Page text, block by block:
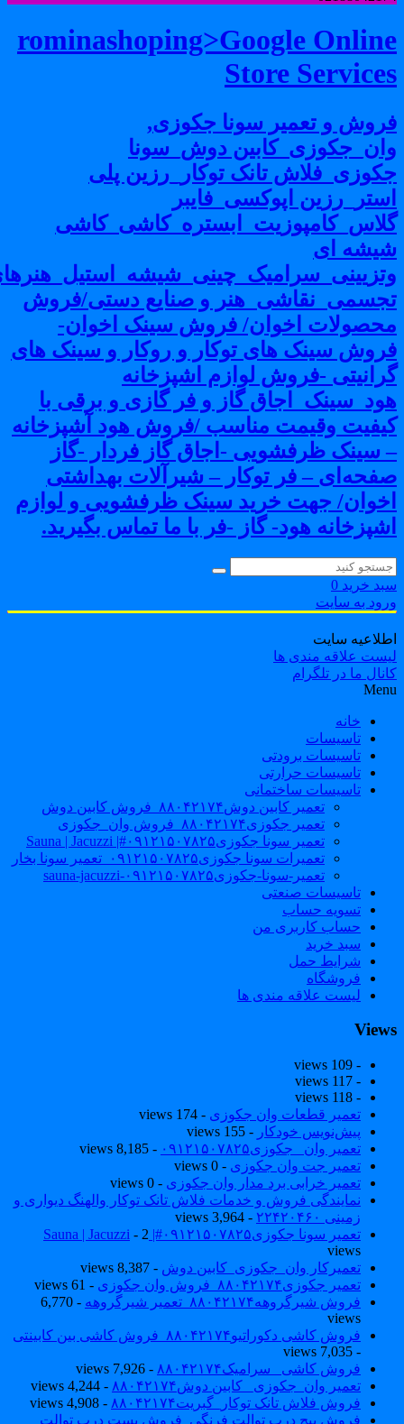
rominashoping>Google
Store
و تعمیر سونا جکوزی,
دوش_سونا
تانک توکار_رزین پلی
اپوکسی_فایبر
ای
و صنایع دستی/فروش
اخوان/ فروش سینک اخوان-
سینک های توکار و روکار و سینک های
-فروش لوازم اشپزخانه
گاز و فر گازی و برقی با
وقیمت مناسب /فروش هود آشپزخانه
سینک ظرفشویی -اجاق گاز فردار -گاز
– فر توکار – شیرآلات بهداشتی
جهت خرید سینک ظرفشویی و لوازم
هود- گاز -فر با ما تماس بگیرید.
خرید 0
به سایت
سایت
علاقه مندی ها
ما در تلگرام
خانه
تاسیسات
تاسیسات برودتی
تاسیسات حرارتی
تاسیسات ساختمانی
تعمیر کابین دوش۸۸۰۴۲۱۷۴_فروش کابین دوش
تعمیر جکوزی۸۸۰۴۲۱۷۴_فروش وان_جکوزی
تعمیر سونا جکوزی۰۹۱۲۱۵۰۷۸۲۵#| Sauna | Jacuzzi
تعمیرات سونا جکوزی۰۹۱۲۱۵۰۷۸۲۵_تعمیر سونا بخار
تعمیر-سونا-جکوزی۰۹۱۲۱۵۰۷۸۲۵-sauna-jacuzzi
تاسیسات صنعتی
تسویه حساب
حساب کاربری من
سبد خرید
شرایط حمل
فروشگاه
لیست علاقه مندی ها
- 109 views
- 117 views
- 118 views
تعمیر قطعات وان جکوزی - 174 views
پیش‌نویس خودکار- 155 views
تعمیر وان _جکوزی۰۹۱۲۱۵۰۷۸۲۵
- 8,185 views
تعمیر جت وان جکوزی - 0 views
تعمیر خرابی برد مدار وان جکوزی - 0 views
نمایندگی فروش و خدمات فلاش تانک توکار والهنگ دیواری و
زمینی ۲۲۴۲۰۴۶۰
- 3,964 views
تعمیر سونا جکوزی۰۹۱۲۱۵۰۷۸۲۵#| Sauna | Jacuzzi
- 2
views
تعمیرکار وان_جکوزی_کابین دوش- 8,387 views
تعمیر جکوزی۸۸۰۴۲۱۷۴_فروش وان جکوزی
- 61 views
فروش شیرگروهه۸۸۰۴۲۱۷۴_تعمیر شیرگروهه
- 6,770
views
فروش کاشی دکوراتیو۸۸۰۴۲۱۷۴_فروش کاشی بین کابینتی
فروش کاشی _سرامیک۸۸۰۴۲۱۷۴
- 7,926 views
تعمیر وان_جکوزی_ کابین دوش۸۸۰۴۲۱۷۴
- 4,244 views
فروش فلاش تانک توکار_گبریت۸۸۰۴۲۱۷۴
- 4,908 views
فروش پیچ درب توالت فرنگی_فروش بست درب توالت